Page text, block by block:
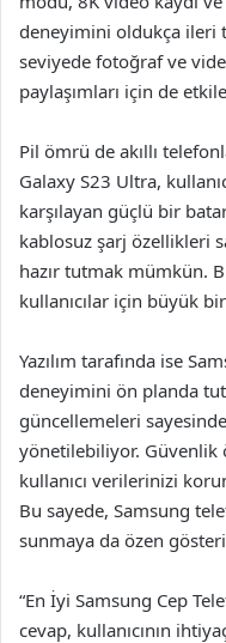
deneyimini oldukça ileri
seviyede fotoğraf ve
paylaşımları için de
Pil ömrü de akıllı
Galaxy S23 Ultra,
karşılayan güçlü bir
kablosuz şarj özellikleri
hazır tutmak mümkün.
kullanıcılar için büyük
Yazılım tarafında ise
deneyimini ön planda
güncellemeleri
yönetilebiliyor. Güvenlik
kullanıcı verilerinizi
Bu sayede, Samsung
sunmaya da özen
“En İyi Samsung Cep
cevap, kullanıcının